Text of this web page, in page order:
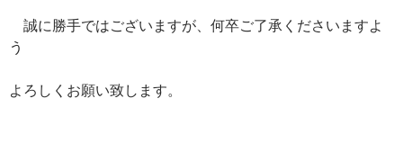
誠に勝手ではございますが、何卒ご了承くださいますよ
う
よろしくお願い致します。